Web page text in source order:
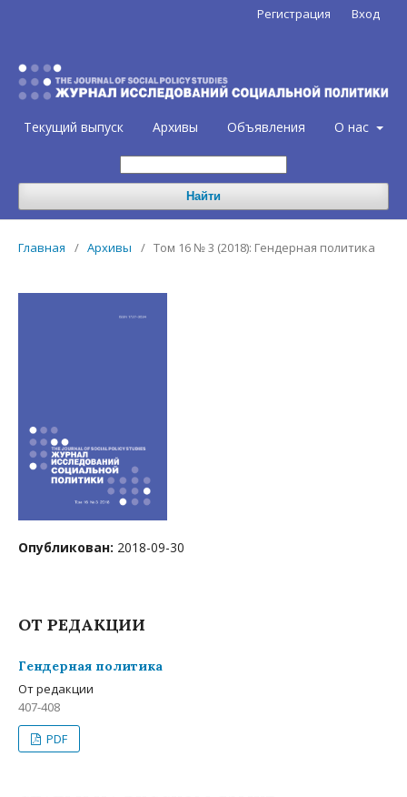
Текущий выпуск Архивы Объявления О нас
Найти
Регистрация Вход
Главная / Архивы / Том 16 № 3 (2018): Гендерная политика
Опубликован: 2018-09-30
ОТ РЕДАКЦИИ
Гендерная политика
Oт редакции
407-408
PDF